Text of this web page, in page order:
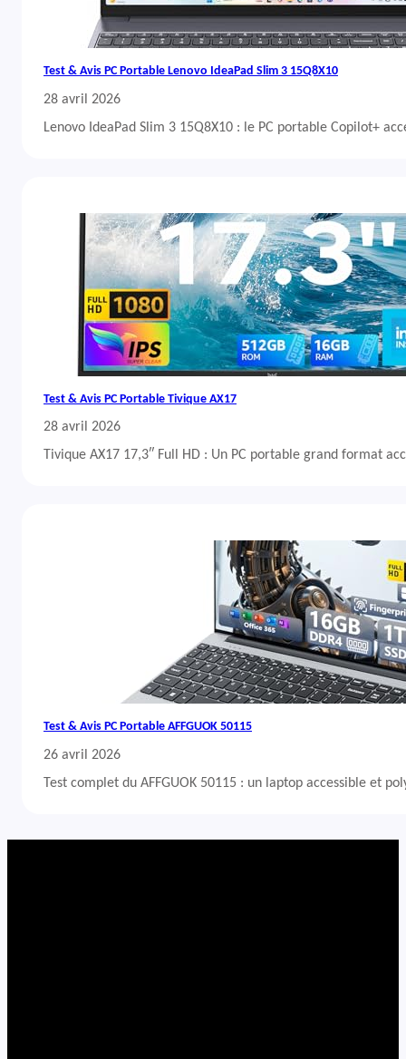
Test & Avis PC Portable Lenovo IdeaPad Slim 3 15Q8X10
28 avril 2026
Lenovo IdeaPad Slim 3 15Q8X10 : le PC portable Copilot+
Test & Avis PC Portable Tivique AX17
28 avril 2026
Tivique AX17 17,3″ Full HD : Un PC portable grand format
Test & Avis PC Portable AFFGUOK 50115
26 avril 2026
Test complet du AFFGUOK 50115 : un laptop accessible